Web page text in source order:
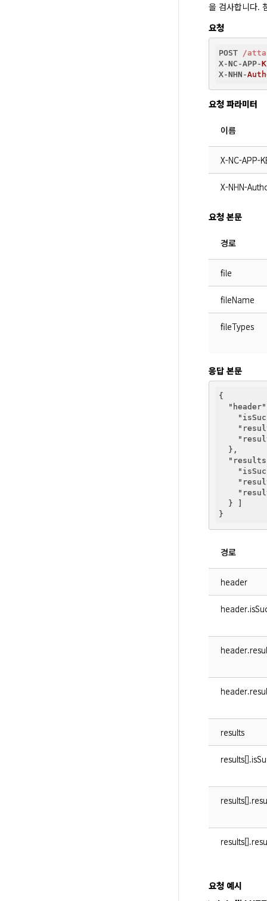
을 검사합니다.
요청
POST /
X-NC-APP-
X-NHN-
요청 파라미터
이름
X-NC-APP-
X-NHN-
요청 본문
경로
file
fileName
fileTypes
응답 본문
{
"header"
  },
  } ]
경로
header
results
요청 예시